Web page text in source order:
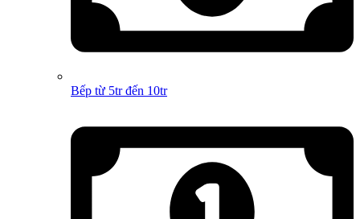
Bếp từ 5tr đến 10tr